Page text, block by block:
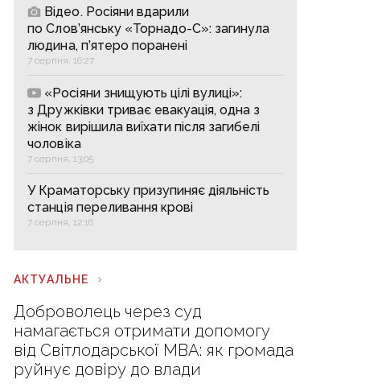
Відео. Росіяни вдарили
по Слов’янську «Торнадо-С»: загинула
людина, п’ятеро поранені
7 серпня, 16:27
«Росіяни знищують цілі вулиці»:
з Дружківки триває евакуація, одна з
жінок вирішила виїхати після загибелі
чоловіка
7 серпня, 13:05
У Краматорську призупиняє діяльність
станція переливання крові
7 серпня, 12:16
АКТУАЛЬНЕ
Доброволець через суд
намагається отримати допомогу
від Світлодарської МВА: як громада
руйнує довіру до влади